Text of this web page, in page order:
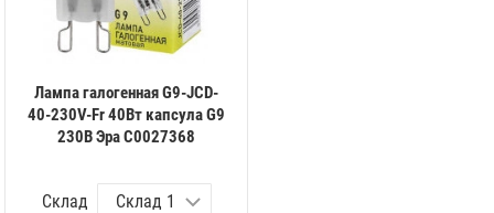
Лампа галогенная G9-JCD-
40-230V-Fr 40Вт капсула G9
230В Эра C0027368
Склад